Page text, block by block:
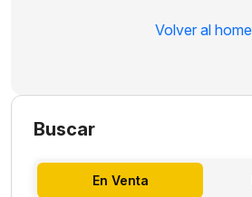
Volver al home
Buscar
En Venta